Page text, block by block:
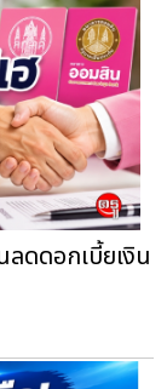
ดดอกเบี้ยเงิน